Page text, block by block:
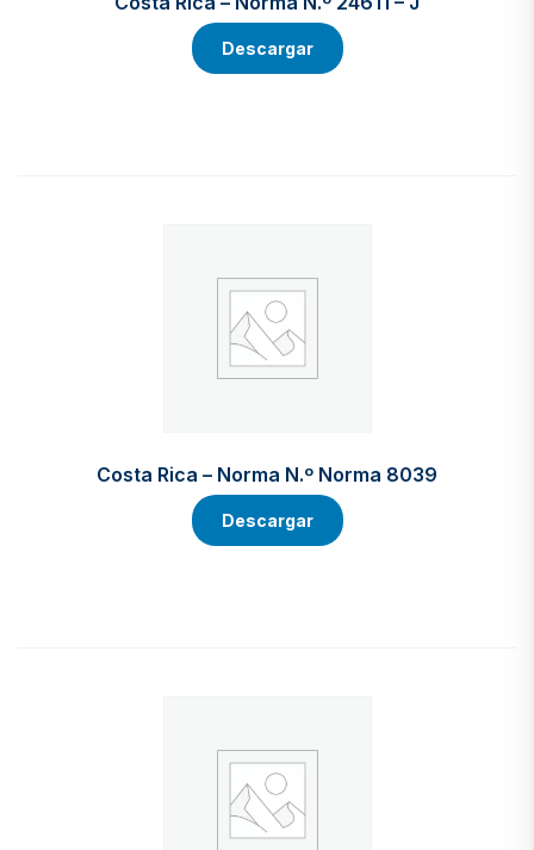
Descargar
Costa Rica – Norma N.º Norma 8039
Descargar